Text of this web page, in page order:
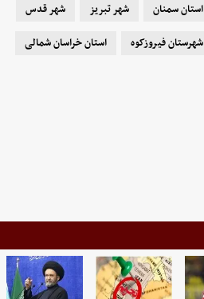
استان سمنان شهر تبریز
شهر قدس
شهرستان فیروزکوه
استان خراسان شمالی